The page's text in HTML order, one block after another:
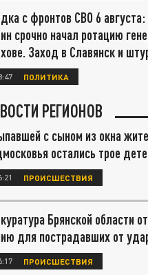
с фронтов СВО 6
срочно начал ротацию
Заход в Славянск и
ПОЛИТИКА
РЕГИОНОВ
с сыном из окна
остались трое
ПРОИСШЕСТВИЯ
Брянской области
для пострадавших от
ПРОИСШЕСТВИЯ